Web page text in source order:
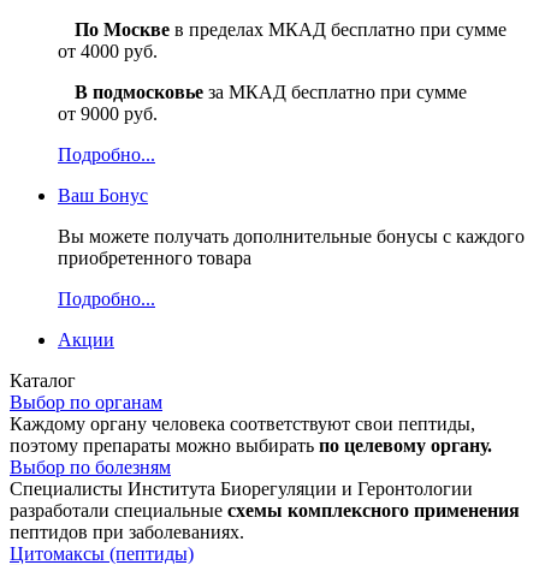
По Москве в пределах МКАД бесплатно при сумме
от 4000 руб.
В подмосковье за МКАД бесплатно при сумме
от 9000 руб.
Подробно...
Ваш Бонус
Вы можете получать дополнительные бонусы с каждого
приобретенного товара
Подробно...
Акции
Каталог
Выбор по органам
Каждому органу человека соответствуют свои пептиды,
поэтому препараты можно выбирать по целевому органу.
Выбор по болезням
Специалисты Института Биорегуляции и Геронтологии
разработали специальные схемы комплексного применения
пептидов при заболеваниях.
Цитомаксы (пептиды)